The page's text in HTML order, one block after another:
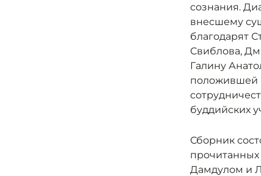
сознания.
внесшему
благодарят
Свиблова,
Галину
положившей
буддийских
Сборник
Дамдулом и